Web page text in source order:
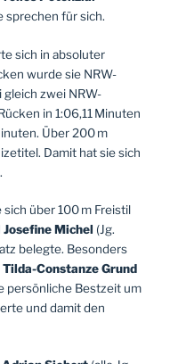
sprechen für sich.
sich in absoluter
wurde sie NRW-
zwei NRW-
in 1:06,11 Minuten
Über 200 m
Damit hat sie sich
über 100 m Freistil
Josefine Michel (Jg.
belegte. Besonders
Tilda-Constanze Grund
persönliche Bestzeit um
und damit den